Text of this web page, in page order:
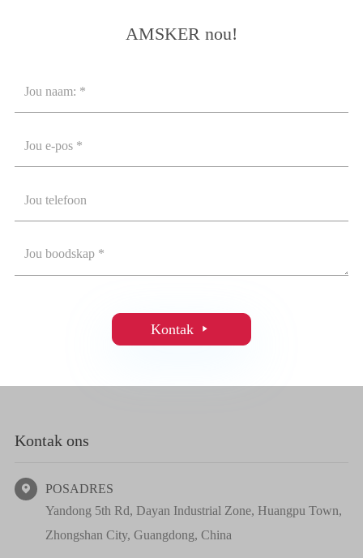
AMSKER nou!
Kontak 
Kontak ons

POSADRES
Yandong 5th Rd, Dayan Industrial Zone, Huangpu Town,
Zhongshan City, Guangdong, China